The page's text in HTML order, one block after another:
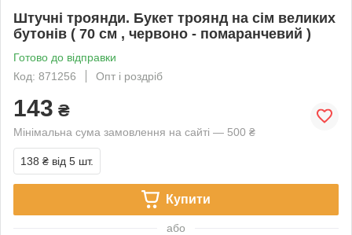
Штучні троянди. Букет троянд на сім великих
бутонів ( 70 см , червоно - помаранчевий )
Готово до відправки
Код: 871256
Опт і роздріб
143 ₴
Мінімальна сума замовлення на сайті — 500 ₴
138 ₴ від 5 шт.
Купити
або